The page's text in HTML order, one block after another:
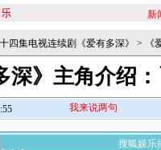
新
四集电视连续剧《爱有多深》 >
深》主角介绍
我来说两句
搜狐娱乐